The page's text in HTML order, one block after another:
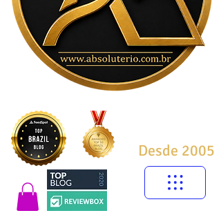
Desde 2005